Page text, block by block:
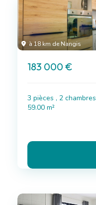
à 18 km de Nangis
183 000 €
3 pièces , 2 chambres
59.00 m²